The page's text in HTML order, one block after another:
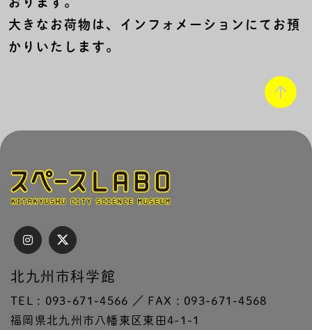
大きなお荷物は、インフォメーションにてお預
かりいたします。
北九州市科学館
TEL : 093-671-4566 ／ FAX : 093-671-4568
福岡県北九州市八幡東区東田4-1-1